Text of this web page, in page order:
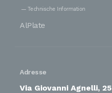
Technische Information
AlPlate
Adresse
Via Giovanni Agnelli, 25